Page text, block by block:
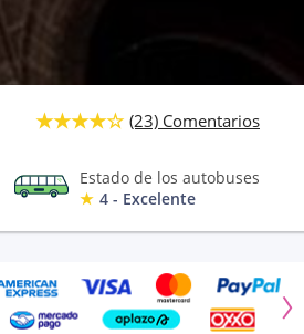
(23) Comentarios
Estado de los autobuses
4 - Excelente